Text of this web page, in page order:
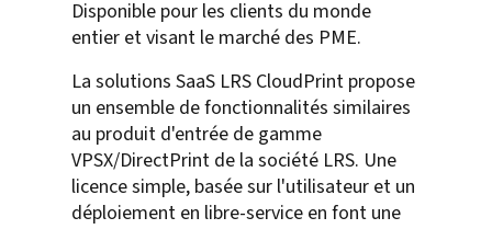
Disponible pour les clients du monde
entier et visant le marché des PME.
La solutions SaaS LRS CloudPrint propose
un ensemble de fonctionnalités similaires
au produit d'entrée de gamme
VPSX/DirectPrint de la société LRS. Une
licence simple, basée sur l'utilisateur et un
déploiement en libre-service en font une